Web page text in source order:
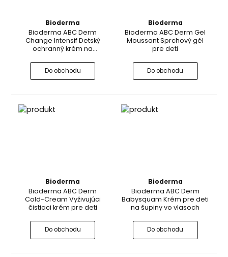
Bioderma
Bioderma ABC Derm
Change Intensif Detský
ochranný krém na
Do obchodu
Bioderma
Bioderma ABC Derm Gel
Moussant Sprchový gél
pre deti
Do obchodu
Bioderma
Bioderma ABC Derm
Cold-Cream Vyživujúci
čistiaci krém pre deti
Do obchodu
Bioderma
Bioderma ABC Derm
Babysquam Krém pre deti
na šupiny vo vlasoch
Do obchodu